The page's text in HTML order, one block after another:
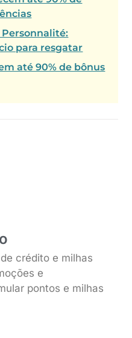
para resgatar
até 90% de bônus
crédito e milhas
e
pontos e milhas